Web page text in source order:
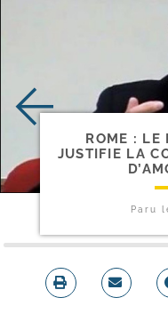
ROME : LE
JUSTIFIE LA
Paru